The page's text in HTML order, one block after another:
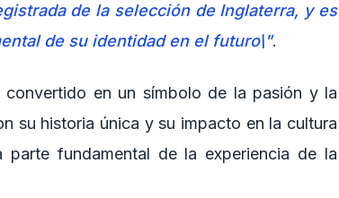
de la selección de Inglaterra, y es
de su identidad en el futuro\".
en un símbolo de la pasión y la
su historia única y su impacto en la cultura
fundamental de la experiencia de la